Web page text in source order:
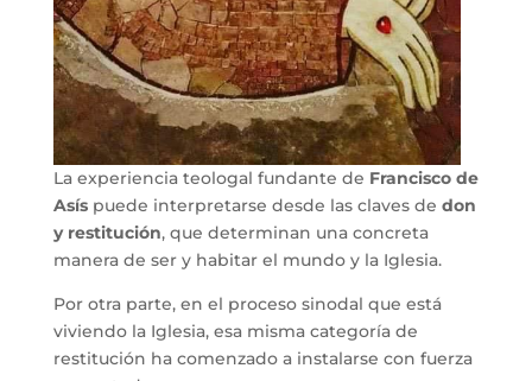
La experiencia teologal fundante de Francisco de
Asíspuede interpretarse desde las claves de don
y restitución, que determinan una concreta
manera de ser y habitar el mundo y la Iglesia.
Por otra parte, en el proceso sinodal que está
viviendo la Iglesia, esa misma categoría de
restitución ha comenzado a instalarse con fuerza